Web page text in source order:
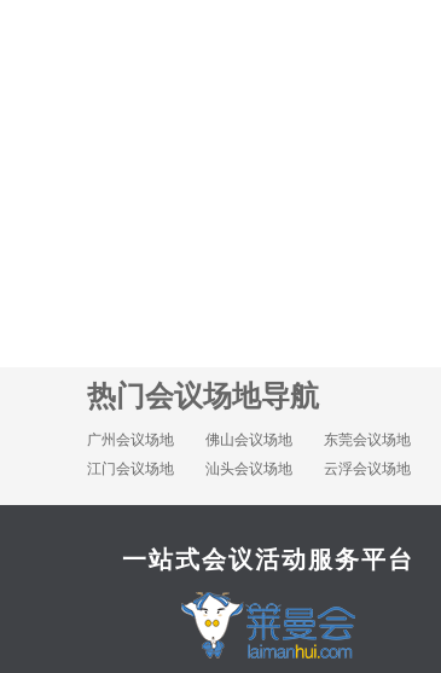
热门会议场地导航
广州会议场地 佛山会议场地 东莞会议场地
江门会议场地
汕头会议场地 云浮会议场地
一站式会议活动服务平台